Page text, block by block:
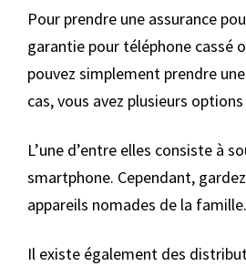
Pour prendre une assurance
garantie pour téléphone cassé
pouvez simplement prendre
cas, vous avez plusieurs
L’une d’entre elles consiste à
smartphone. Cependant,
appareils nomades de la famille.
Il existe également des